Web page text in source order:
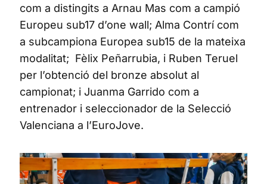
com a distingits a Arnau Mas com a campió
Europeu sub17 d’one wall; Alma Contrí com
a subcampiona Europea sub15 de la mateixa
modalitat; Fèlix Peñarrubia, i Ruben Teruel
per l’obtenció del bronze absolut al
campionat; i Juanma Garrido com a
entrenador i seleccionador de la Selecció
Valenciana a l’EuroJove.